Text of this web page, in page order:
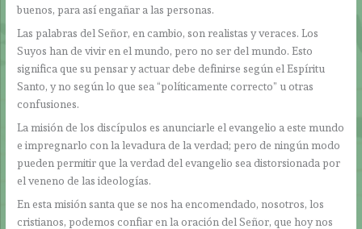
buenos, para así engañar a las personas.
Las palabras del Señor, en cambio, son realistas y veraces. Los
Suyos han de vivir en el mundo, pero no ser del mundo. Esto
significa que su pensar y actuar debe definirse según el Espíritu
Santo, y no según lo que sea “políticamente correcto” u otras
confusiones.
La misión de los discípulos es anunciarle el evangelio a este mundo
e impregnarlo con la levadura de la verdad; pero de ningún modo
pueden permitir que la verdad del evangelio sea distorsionada por
el veneno de las ideologías.
En esta misión santa que se nos ha encomendado, nosotros, los
cristianos, podemos confiar en la oración del Señor, que hoy nos